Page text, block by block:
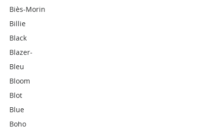
Biès-Morin
Billie
Black
Blazer-
Bleu
Bloom
Blot
Blue
Boho